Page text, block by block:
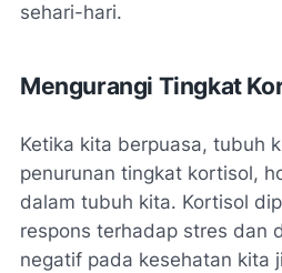
sehari-hari.
Mengurangi Tingkat
Ketika kita berpuasa, tubuh
penurunan tingkat kortisol,
dalam tubuh kita. Kortisol
respons terhadap stres dan
negatif pada kesehatan kita